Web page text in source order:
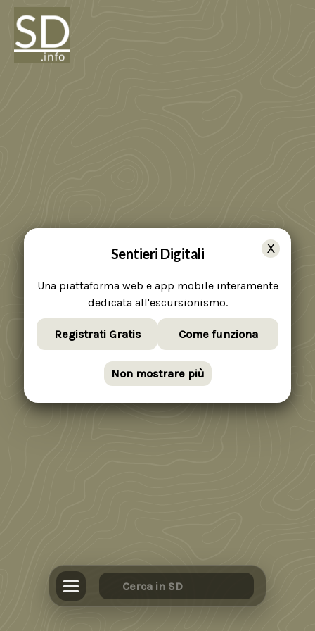
Sentieri Digitali
Una piattaforma web e app mobile interamente
dedicata all'escursionismo.
Registrati Gratis Come funziona
Non mostrare più